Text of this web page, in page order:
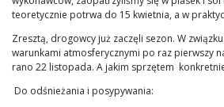
teoretycznie potrwa do 15 kwietnia, a w
Zresztą, drogowcy już zaczęli sezon. W
warunkami atmosferycznymi po raz pierwszy
rano 22 listopada. A jakim sprzętem
Do odśnieżania i posypywania: